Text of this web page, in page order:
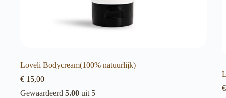
Loveli Bodycream(100% natuurlijk)
€ 15,00
Gewaardeerd 5.00 uit 5
€